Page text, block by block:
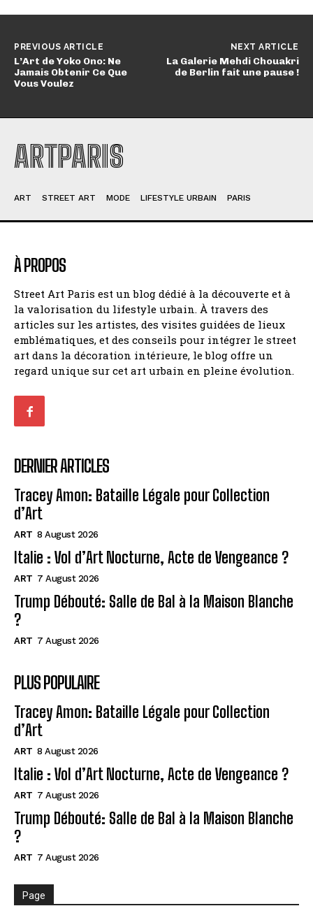
PREVIOUS ARTICLE
L’Art de Yoko Ono: Ne
Jamais Obtenir Ce Que
Vous Voulez
NEXT ARTICLE
La Galerie Mehdi Chouakri
de Berlin fait une pause !
ARTPARIS
ART STREET ART MODE LIFESTYLE URBAIN PARIS
À PROPOS
Street Art Paris est un blog dédié à la découverte et à
la valorisation du lifestyle urbain. À travers des
articles sur les artistes, des visites guidées de lieux
emblématiques, et des conseils pour intégrer le street
art dans la décoration intérieure, le blog offre un
regard unique sur cet art urbain en pleine évolution.
DERNIER ARTICLES
Tracey Amon: Bataille Légale pour Collection
d’Art
ART 8 August 2026
Italie : Vol d’Art Nocturne, Acte de Vengeance ?
ART 7 August 2026
Trump Débouté: Salle de Bal à la Maison Blanche
?
ART 7 August 2026
PLUS POPULAIRE
Tracey Amon: Bataille Légale pour Collection
d’Art
ART 8 August 2026
Italie : Vol d’Art Nocturne, Acte de Vengeance ?
ART 7 August 2026
Trump Débouté: Salle de Bal à la Maison Blanche
?
ART 7 August 2026
Page